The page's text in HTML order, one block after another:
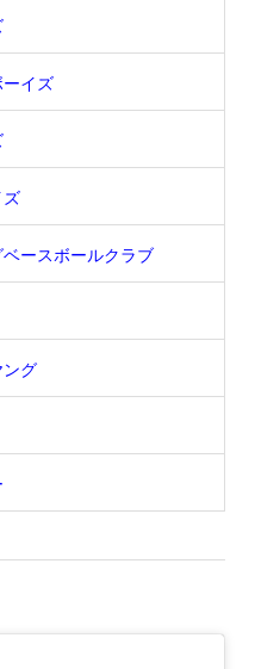
イズ
ズ
ースボールクラブ
ング